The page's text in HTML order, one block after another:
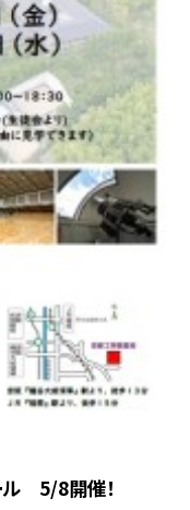
ル 5/8開催！